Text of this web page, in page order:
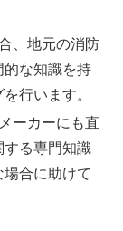
、地元の消防
的な知識を持
行います。
ーカーにも直
する専門知識
合に助けて